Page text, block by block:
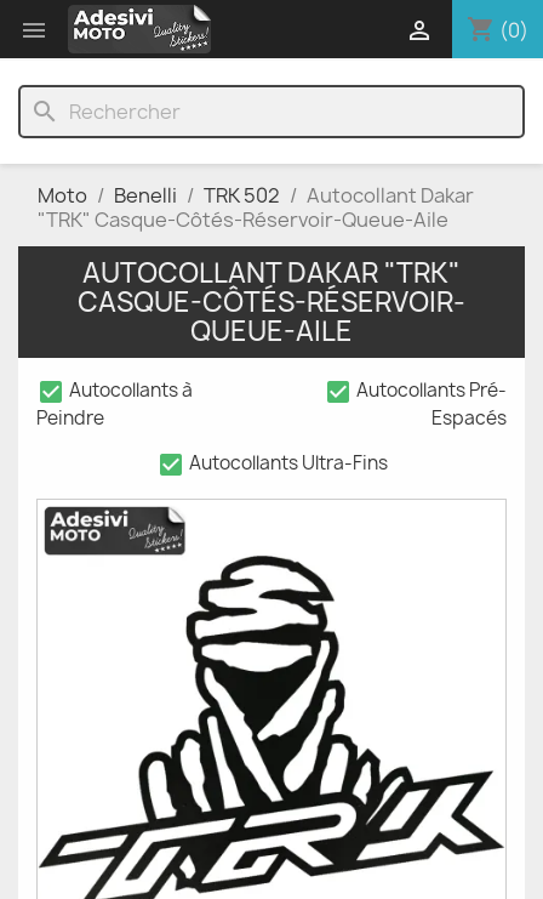
 shopping_cart (0)

search
Moto Benelli TRK 502
Autocollant Dakar
"TRK" Casque-Côtés-Réservoir-Queue-Aile
AUTOCOLLANT DAKAR "TRK"
CASQUE-CÔTÉS-RÉSERVOIR-
QUEUE-AILE
check_box Autocollants à
Peindre
check_box Autocollants Pré-
Espacés
check_box Autocollants Ultra-Fins